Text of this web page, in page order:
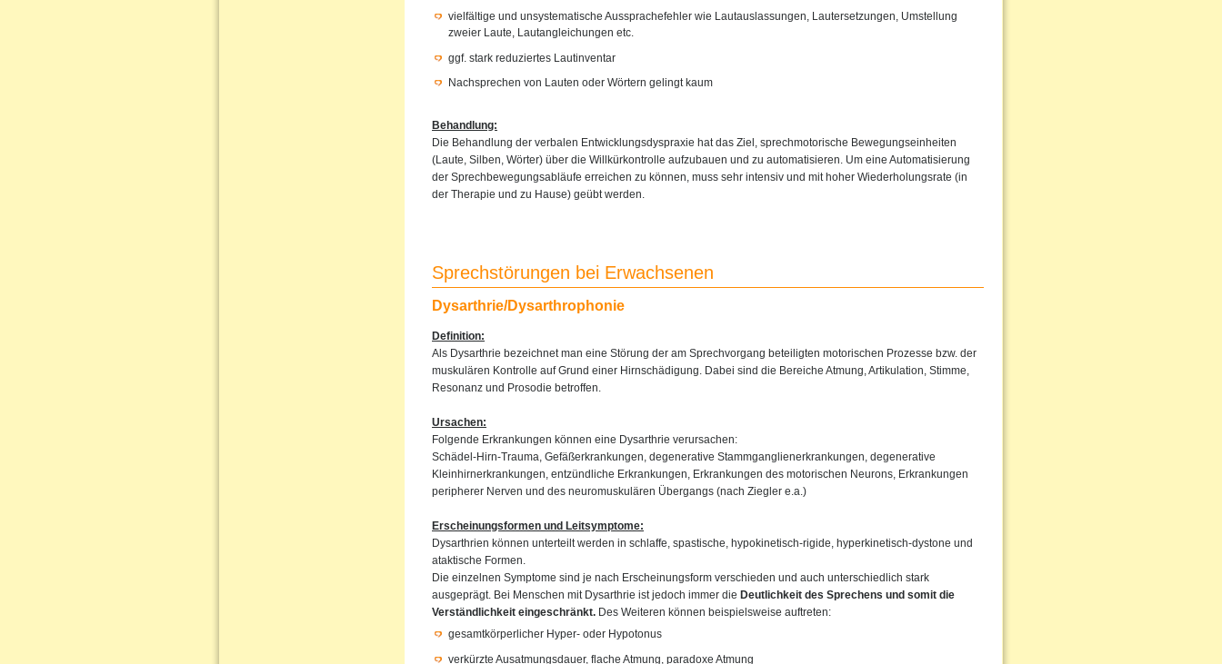
vielfältige und unsystematische Aussprachefehler wie Lautauslassungen, Lautersetzungen, Umstellung
zweier Laute, Lautangleichungen etc.
ggf. stark reduziertes Lautinventar
Nachsprechen von Lauten oder Wörtern gelingt kaum
Behandlung:
Die Behandlung der verbalen Entwicklungsdyspraxie hat das Ziel, sprechmotorische Bewegungseinheiten
(Laute, Silben, Wörter) über die Willkürkontrolle aufzubauen und zu automatisieren. Um eine Automatisierung
der Sprechbewegungsabläufe erreichen zu können, muss sehr intensiv und mit hoher Wiederholungsrate (in
der Therapie und zu Hause) geübt werden.
Sprechstörungen bei Erwachsenen
Dysarthrie/Dysarthrophonie
Definition:
Als Dysarthrie bezeichnet man eine Störung der am Sprechvorgang beteiligten motorischen Prozesse bzw. der
muskulären Kontrolle auf Grund einer Hirnschädigung. Dabei sind die Bereiche Atmung, Artikulation, Stimme,
Resonanz und Prosodie betroffen.
Ursachen:
Folgende Erkrankungen können eine Dysarthrie verursachen:
Schädel-Hirn-Trauma, Gefäßerkrankungen, degenerative Stammganglienerkrankungen, degenerative
Kleinhirnerkrankungen, entzündliche Erkrankungen, Erkrankungen des motorischen Neurons, Erkrankungen
peripherer Nerven und des neuromuskulären Übergangs (nach Ziegler e.a.)
Erscheinungsformen und Leitsymptome:
Dysarthrien können unterteilt werden in schlaffe, spastische, hypokinetisch-rigide, hyperkinetisch-dystone und
ataktische Formen.
Die einzelnen Symptome sind je nach Erscheinungsform verschieden und auch unterschiedlich stark
ausgeprägt. Bei Menschen mit Dysarthrie ist jedoch immer die Deutlichkeit des Sprechens und somit die
Verständlichkeit eingeschränkt. Des Weiteren können beispielsweise auftreten:
gesamtkörperlicher Hyper- oder Hypotonus
verkürzte Ausatmungsdauer, flache Atmung, paradoxe Atmung